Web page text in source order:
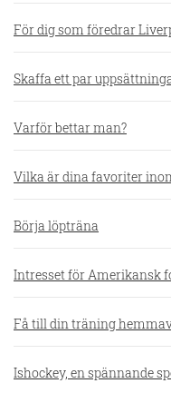
För dig som föredrar
Skaffa ett par
Varför bettar man?
Vilka är dina favoriter
Börja löpträna
Intresset för Amerikansk
Få till din träning
Ishockey, en spännande